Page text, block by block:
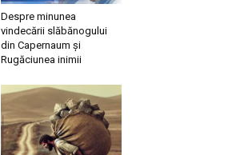
Despre minunea
vindecării slăbănogului
din Capernaum și
Rugăciunea inimii